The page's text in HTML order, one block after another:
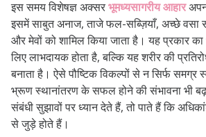
इस समय विशेषज्ञ अक्सरभूमध्यसागरीय आहार
इसमें साबुत अनाज, ताजे फल-सब्ज़ियाँ, अच्छे
और मेवों को शामिल किया जाता है। यह प्रकार
लिए लाभदायक होता है, बल्कि यह शरीर की
बनाता है। ऐसे पौष्टिक विकल्पों से न सिर्फ समग्र
भ्रूण स्थानांतरण के सफल होने की संभावना भी
संबंधी सुझावों पर ध्यान देते हैं, तो पाते हैं कि
से जुड़े होते हैं।